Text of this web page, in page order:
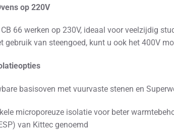
op 220V
66 werken op 230V, ideaal voor veelzijdig
gebruik van steengoed, kunt u ook het 400V
basisoven met vuurvaste stenen en
microporeuze isolatie voor beter
van Kittec genoemd